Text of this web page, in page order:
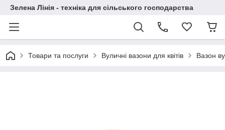
Зелена Лінія - техніка для сільського господарства
Товари та послуги Вуличні вазони для квітів Вазон